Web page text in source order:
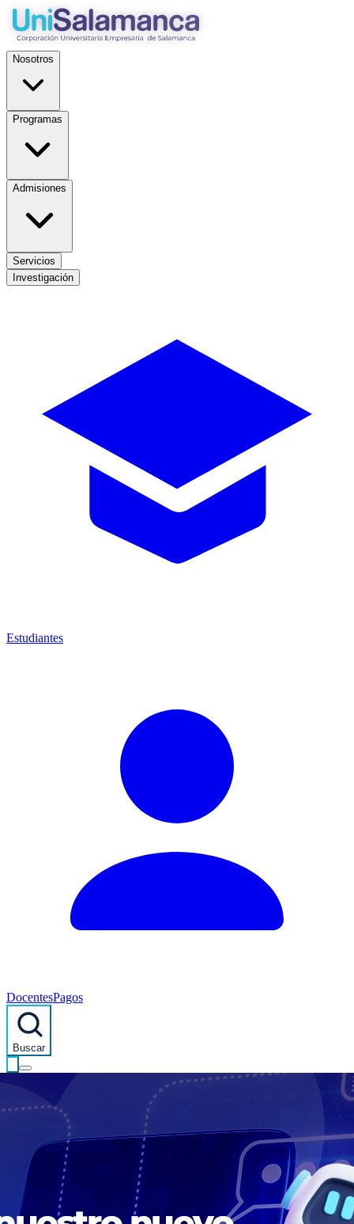
Nosotros
Programas
Admisiones
Servicios
Investigación
Estudiantes
DocentesPagos
Buscar